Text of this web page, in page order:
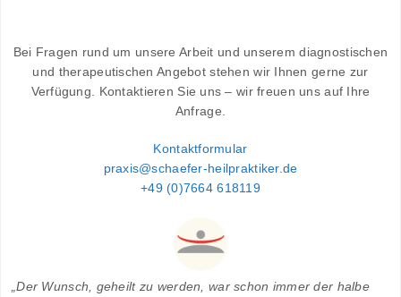
Bei Fragen rund um unsere Arbeit und unserem diagnostischen
und therapeutischen Angebot stehen wir Ihnen gerne zur
Verfügung. Kontaktieren Sie uns – wir freuen uns auf Ihre
Anfrage.
Kontaktformular
praxis@schaefer-heilpraktiker.de
+49 (0)7664 618119
„Der Wunsch, geheilt zu werden, war schon immer der halbe